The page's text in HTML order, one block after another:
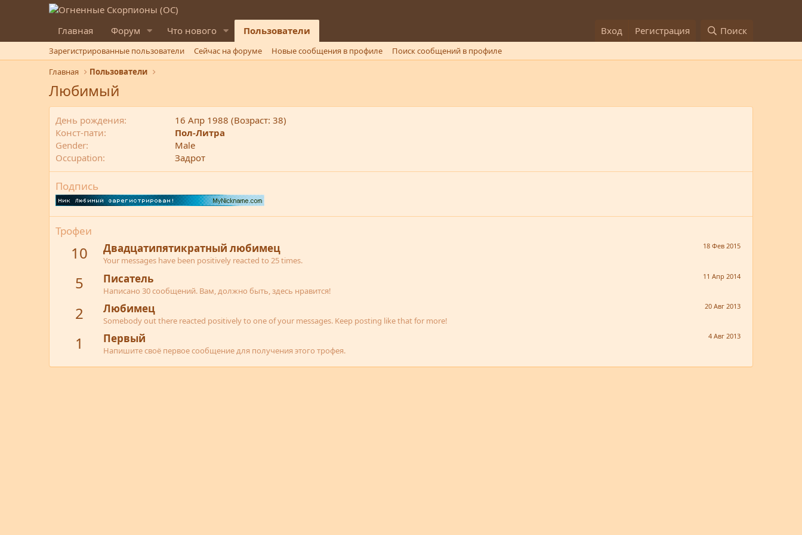
Главная Форум Что нового Пользователи Вход Регистрация Поиск
Зарегистрированные пользователи Сейчас на форуме Новые сообщения в профиле
Поиск сообщений в профиле
Главная
Пользователи
Любимый
День рождения
16 Апр 1988 (Возраст: 38)
Конст-пати
Пол-Литра
Gender
Male
Occupation
Задрот
Подпись
Трофеи
10 18 Фев 2015
Двадцатипятикратный любимец
Your messages have been positively reacted to 25 times.
5 11 Апр 2014
Писатель
Написано 30 сообщений. Вам, должно быть, здесь нравится!
2 20 Авг 2013
Любимец
Somebody out there reacted positively to one of your messages. Keep posting like that for more!
1 4 Авг 2013
Первый
Напишите своё первое сообщение для получения этого трофея.